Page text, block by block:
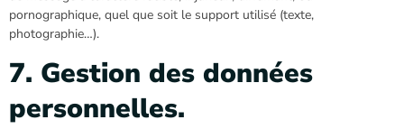
pornographique, quel que soit le support utilisé (texte,
photographie…).
7. Gestion des données
personnelles.